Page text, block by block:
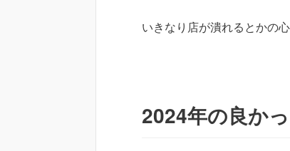
いきなり店が潰れるとかの
2024年の良か